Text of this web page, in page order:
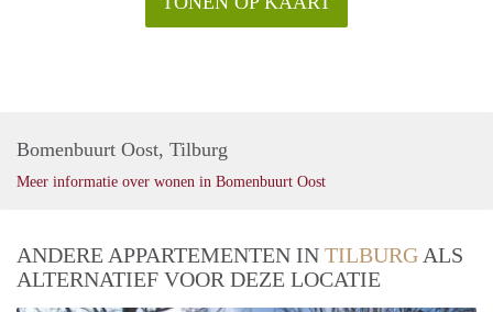
Bomenbuurt Oost, Tilburg
Meer informatie over wonen in Bomenbuurt Oost
ANDERE APPARTEMENTEN IN TILBURG ALS
ALTERNATIEF VOOR DEZE LOCATIE